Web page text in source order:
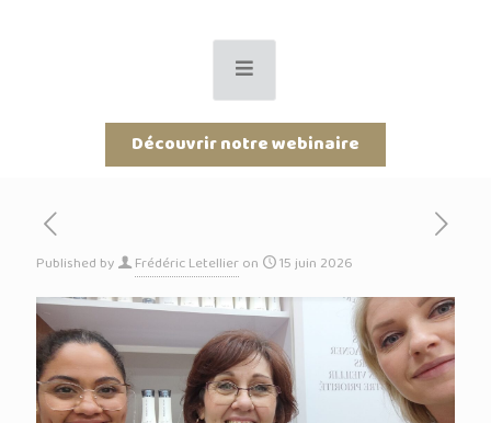
Découvrir notre webinaire
Published by Frédéric Letellieron 15 juin 2026